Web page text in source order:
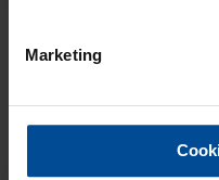
Marketing
SCHAL WILLI HELLBLAU
KIDS
14,95 €